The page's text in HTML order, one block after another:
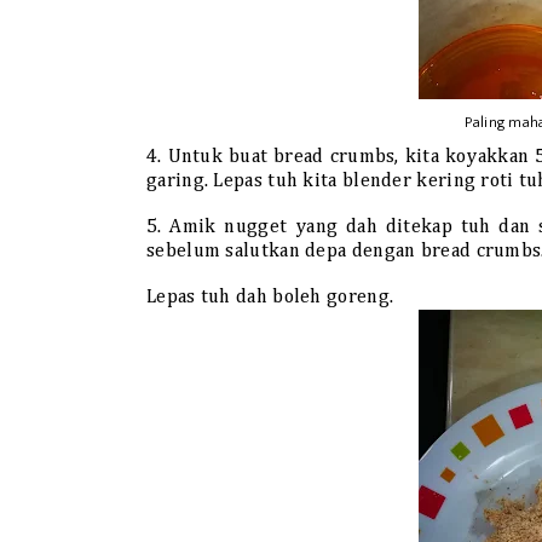
Paling
4. Untuk buat bread crumbs, kita
garing. Lepas tuh kita blender kering roti
5. Amik nugget yang dah ditekap tuh
sebelum salutkan depa dengan bread
Lepas tuh dah boleh goreng.